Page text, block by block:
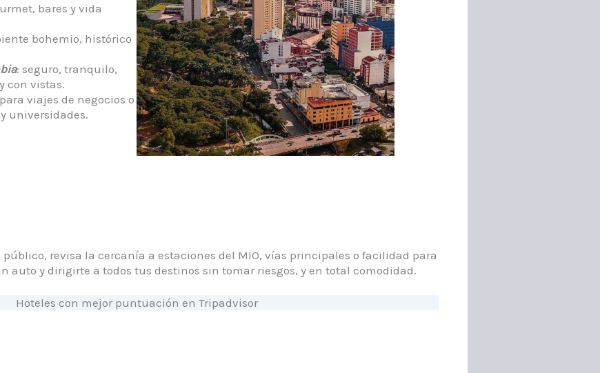
bares y vida
bohemio, histórico
: seguro, tranquilo,
con vistas.
viajes de negocios o
universidades.
revisa la cercanía a estaciones del MIO, vías principales o facilidad para
auto y dirigirte a todos tus destinos sin tomar riesgos, y en total comodidad.
Hoteles con mejor puntuación en Tripadvisor